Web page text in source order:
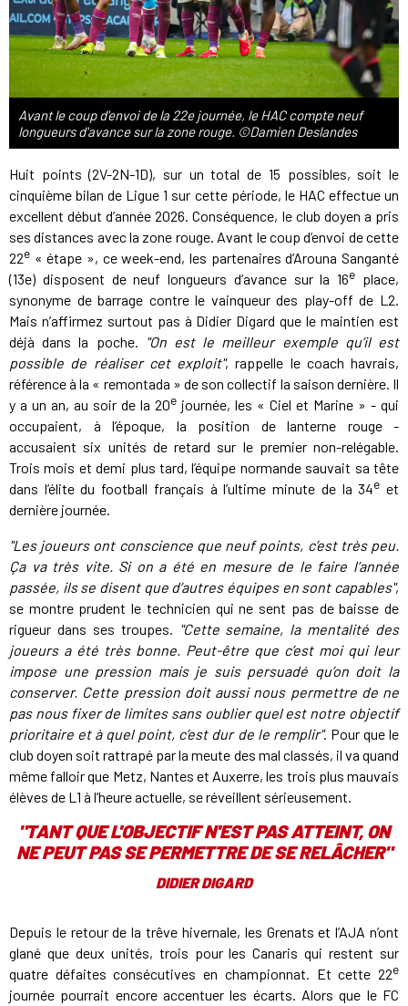
Avant le coup d'envoi de la 22e journée, le HAC compte neuf
longueurs d'avance sur la zone rouge. ©Damien Deslandes
Huit points (2V-2N-1D), sur un total de 15 possibles, soit le
cinquième bilan de Ligue 1 sur cette période, le HAC effectue un
excellent début d’année 2026. Conséquence, le club doyen a pris
ses distances avec la zone rouge. Avant le coup d’envoi de cette
22e « étape », ce week-end, les partenaires d’Arouna Sanganté
(13e) disposent de neuf longueurs d’avance sur la 16e place,
synonyme de barrage contre le vainqueur des play-off de L2.
Mais n’affirmez surtout pas à Didier Digard que le maintien est
déjà dans la poche. "On est le meilleur exemple qu’il est
possible de réaliser cet exploit", rappelle le coach havrais,
référence à la « remontada » de son collectif la saison dernière. Il
y a un an, au soir de la 20e journée, les « Ciel et Marine » - qui
occupaient, à l’époque, la position de lanterne rouge -
accusaient six unités de retard sur le premier non-relégable.
Trois mois et demi plus tard, l’équipe normande sauvait sa tête
dans l’élite du football français à l’ultime minute de la 34e et
dernière journée.
"Les joueurs ont conscience que neuf points, c’est très peu.
Ça va très vite. Si on a été en mesure de le faire l’année
passée, ils se disent que d’autres équipes en sont capables",
se montre prudent le technicien qui ne sent pas de baisse de
rigueur dans ses troupes. "Cette semaine, la mentalité des
joueurs a été très bonne. Peut-être que c’est moi qui leur
impose une pression mais je suis persuadé qu’on doit la
conserver. Cette pression doit aussi nous permettre de ne
pas nous fixer de limites sans oublier quel est notre objectif
prioritaire et à quel point, c’est dur de le remplir". Pour que le
club doyen soit rattrapé par la meute des mal classés, il va quand
même falloir que Metz, Nantes et Auxerre, les trois plus mauvais
élèves de L1 à l’heure actuelle, se réveillent sérieusement.
"TANT QUE L'OBJECTIF N'EST PAS ATTEINT, ON
NE PEUT PAS SE PERMETTRE DE SE RELÂCHER"
DIDIER DIGARD
Depuis le retour de la trêve hivernale, les Grenats et l’AJA n’ont
glané que deux unités, trois pour les Canaris qui restent sur
quatre défaites consécutives en championnat. Et cette 22e
journée pourrait encore accentuer les écarts. Alors que le FC